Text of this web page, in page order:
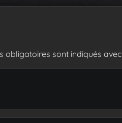
obligatoires sont indiqués avec